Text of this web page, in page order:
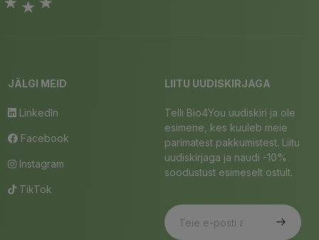
JÄLGI MEID
LinkedIn
Facebook
Instagram
TikTok
LIITU UUDISKIRJAGA
Telli Bio4You uudiskiri ja ole
esimene, kes kuuleb meie
parimatest pakkumistest. Liitu
uudiskirjaga ja naudi -10%
soodustust esimeselt ostult.